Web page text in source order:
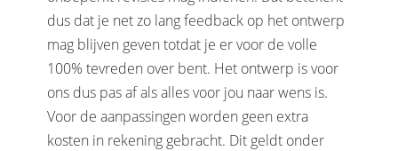
dus dat je net zo lang feedback op het ontwerp
mag blijven geven totdat je er voor de volle
100% tevreden over bent. Het ontwerp is voor
ons dus pas af als alles voor jou naar wens is.
Voor de aanpassingen worden geen extra
kosten in rekening gebracht. Dit geldt onder